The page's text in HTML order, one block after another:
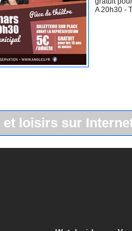
A 20h30 -
et loisirs sur